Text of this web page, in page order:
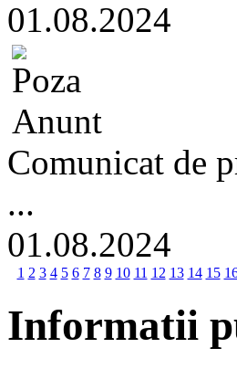
Comunicat de
...
1 2 3 4 5 6 7 8 9 10 11 12 13 14 15
Informatii